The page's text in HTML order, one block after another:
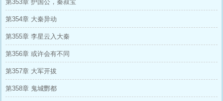
第353章 护国公，秦叔宝
第354章 大秦异动
第355章 李星云入大秦
第356章 或许会有不同
第357章 大军开拔
第358章 鬼城酆都